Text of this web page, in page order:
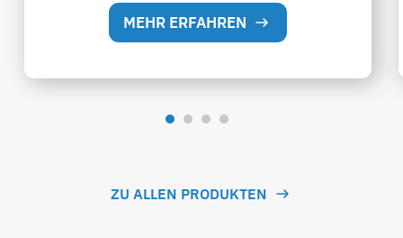
MEHR ERFAHREN
ZU ALLEN PRODUKTEN